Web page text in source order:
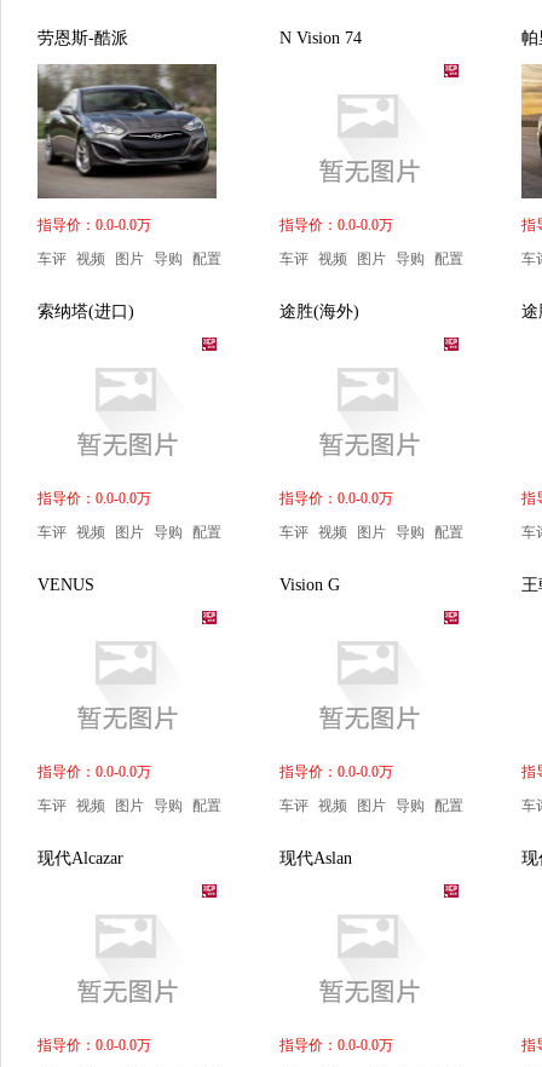
劳恩斯-酷派
指导价：0.0-0.0万
车评 视频 图片 导购 配置
N Vision 74
指导价：0.0-0.0万
车评 视频 图片 导购 配置
帕
指
车
索纳塔(进口)
指导价：0.0-0.0万
车评 视频 图片 导购 配置
途胜(海外)
指导价：0.0-0.0万
车评 视频 图片 导购 配置
途
指
车
VENUS
指导价：0.0-0.0万
车评 视频 图片 导购 配置
Vision G
指导价：0.0-0.0万
车评 视频 图片 导购 配置
王
指
车
现代Alcazar
指导价：0.0-0.0万
现代Aslan
指导价：0.0-0.0万
现
指